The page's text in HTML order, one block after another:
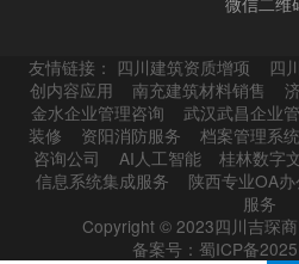
友情链接： 四川建筑资质增项 四
创内容应用
南充建筑材料销售
金水企业管理咨询
武汉武昌企业
装修
资阳消防服务 档案管理系
咨询公司
AI人工智能
桂林数字
信息系统集成服务
陕西专业OA
服务
Copyright © 2023四川吉琛
备案号：蜀ICP备